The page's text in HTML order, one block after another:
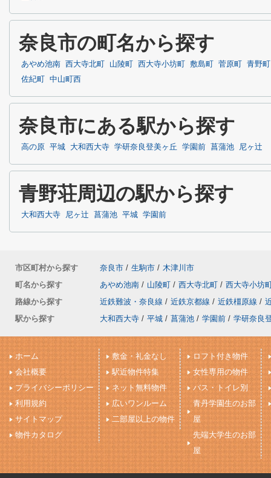
奈良市の町名から探す
あやめ池南 西大寺北町 山陵町 西大寺小坊町 敷島町 菅原町
青野町
佐紀町
中山町西
奈良市にある駅から探す
高の原 平城 大和西大寺 学研奈良登美ヶ丘 学園前 菖蒲池 尼ヶ辻
青野荘周辺の駅から探す
大和西大寺 尼ヶ辻 菖蒲池 平城 学園前
市区町村から探す 奈良市 / 生駒市 / 木津川市
町名から探す
あやめ池南 / 山陵町 / 西大寺北町 / 西大寺小坊
路線から探す
近鉄難波・奈良線 / 近鉄京都線 / 近鉄橿原線 /
駅から探す
大和西大寺 / 平城 / 菖蒲池 / 学園前 / 学研奈良
ホーム
会社概要
プライバシーポリシー
利用規約
サイトマップ
物件カタログ
敷金・礼金なし
駅近物件特集
ネット無料物件
広いワンルーム
二部屋以上の物件
ロフト付き物件
女性専用の物件
バス・トイレ別
青丹学園生のお部
屋
先端大学生のお部
屋